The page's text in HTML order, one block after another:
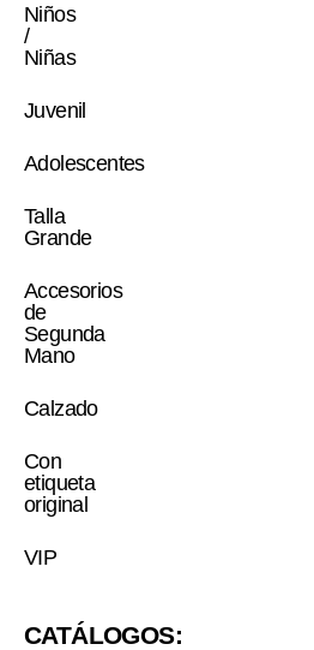
Niños
/
Niñas
Juvenil
Adolescentes
Talla
Grande
Accesorios
de
Segunda
Mano
Calzado
Con
etiqueta
original
VIP
CATÁLOGOS: